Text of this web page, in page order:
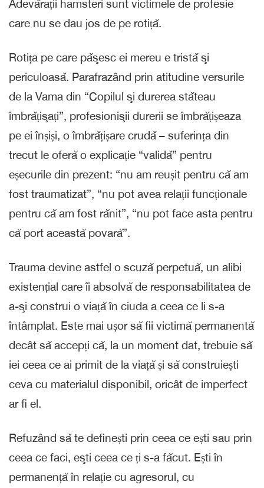
Adevărații hamsteri sunt victimele de profesie
care nu se dau jos de pe rotiță.
Rotița pe care pǎşesc ei mereu e tristǎ şi
periculoasǎ. Parafrazând prin atitudine versurile
de la Vama din “Copilul şi durerea stǎteau
îmbrǎțişați”, profesionişii durerii se îmbrățișeaza
pe ei înșiși, o îmbrǎțișare crudǎ – suferința din
trecut le oferă o explicație “validǎ” pentru
eșecurile din prezent: “nu am reușit pentru că am
fost traumatizat”, “nu pot avea relații funcționale
pentru că am fost rănit”, “nu pot face asta pentru
că port această povară”.
Trauma devine astfel o scuză perpetuă, un alibi
existențial care îi absolvă de responsabilitatea de
a-şi construi o viață în ciuda a ceea ce li s-a
întâmplat. Este mai ușor să fii victimă permanentă
decât să accepți că, la un moment dat, trebuie să
iei ceea ce ai primit de la viață și să construiești
ceva cu materialul disponibil, oricât de imperfect
ar fi el.
Refuzând sǎ te definești prin ceea ce ești sau prin
ceea ce faci, eşti ceea ce ți s-a făcut. Ești în
permanență în relație cu agresorul, cu